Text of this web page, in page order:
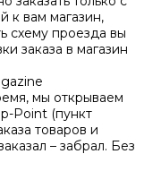
к вам магазин,
схему проезда вы
заказа в магазин
мы открываем
Point (пункт
товаров и
– забрал. Без